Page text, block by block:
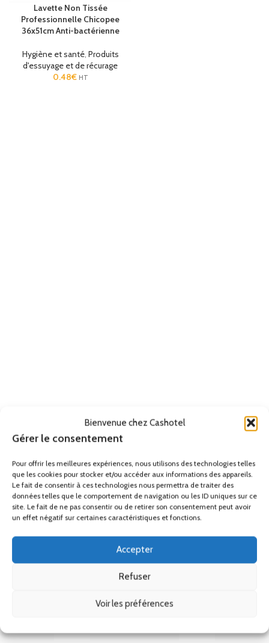
Bienvenue chez Cashotel
Gérer le consentement
Pour offrir les meilleures expériences, nous utilisons des technologies telles
que les cookies pour stocker et/ou accéder aux informations des appareils.
Le fait de consentir à ces technologies nous permettra de traiter des
données telles que le comportement de navigation ou les ID uniques sur ce
site. Le fait de ne pas consentir ou de retirer son consentement peut avoir
un effet négatif sur certaines caractéristiques et fonctions.
Accepter
Refuser
Voir les préférences
Lavette Non Tissée
Professionnelle Chicopee
36x51cm Anti-bactérienne
Hygiène et santé, Produits
d'essuyage et de récurage
0.48€ HT